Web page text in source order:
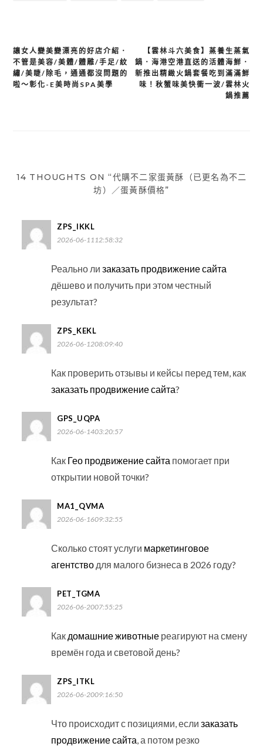
文
章
讓女人變美變漂亮的好店介紹．
不管是美容/美體/體雕/手足/紋
繡/美睫/除毛，通通都沒問題的
啦～彰化-E美時尚SPA美學
【雲林斗六美食】蒸養生蒸氣
鍋．海港空港直送的活體海鮮．
新推出精緻火鍋套餐吃到滿滿鮮
味！秋蟹味美快衝一波/雲林火
鍋推薦
14 THOUGHTS ON “代購不二家蛋黃酥（已更名為不二
坊）／蛋黃酥價格”
ZPS_IKKL
2026-06-1112:58:32
Реально ли заказать продвижение сайта
дёшево и получить при этом честный
результат?
ZPS_KEKL
2026-06-1208:09:40
Как проверить отзывы и кейсы перед тем, как
заказать продвижение сайта?
GPS_UQPA
2026-06-1403:20:57
Как Гео продвижение сайта помогает при
открытии новой точки?
MA1_QVMA
2026-06-1609:32:55
Сколько стоят услуги маркетинговое
агентстводля малого бизнеса в 2026 году?
PET_TGMA
2026-06-2007:55:25
Как домашние животныереагируют на смену
времён года и световой день?
ZPS_ITKL
2026-06-2009:16:50
Что происходит с позициями, если заказать
продвижение сайта, а потом резко